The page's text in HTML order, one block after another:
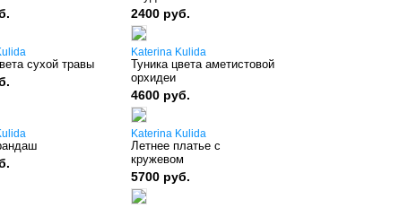
2400 руб.
сухой травы
Katerina Kulida
Туника цвета аметистовой
орхидеи
4600 руб.
Katerina Kulida
Летнее платье с
кружевом
5700 руб.